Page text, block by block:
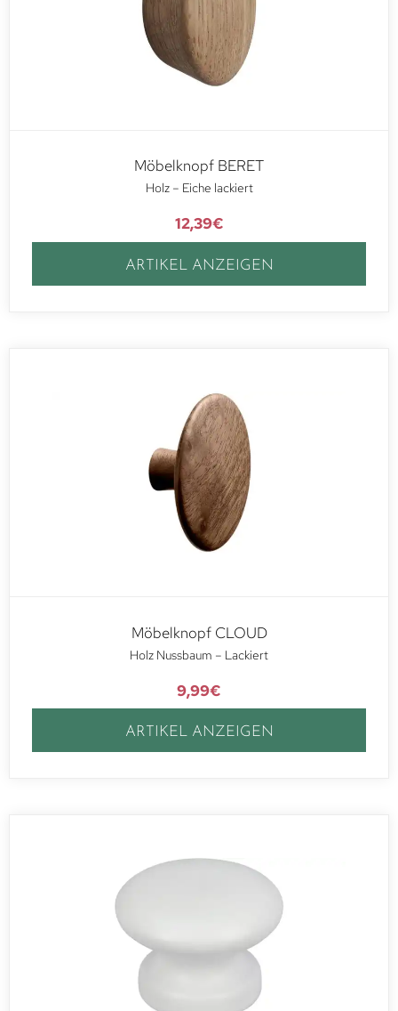
Möbelknopf BERET
Holz – Eiche lackiert
12,39€
ARTIKEL ANZEIGEN
Möbelknopf CLOUD
Holz Nussbaum – Lackiert
9,99€
ARTIKEL ANZEIGEN